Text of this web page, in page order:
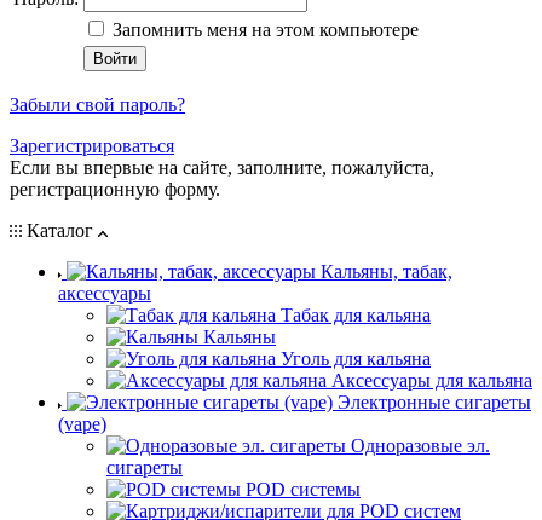
Запомнить меня на этом компьютере
Забыли свой пароль?
Зарегистрироваться
Если вы впервые на сайте, заполните, пожалуйста,
регистрационную форму.
Каталог
Кальяны, табак,
аксессуары
Табак для кальяна
Кальяны
Уголь для кальяна
Аксессуары для кальяна
Электронные сигареты
(vape)
Одноразовые эл.
сигареты
POD системы